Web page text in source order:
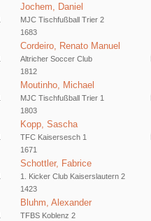
Jochem, Daniel
MJC Tischfußball Trier 2
1683
Cordeiro, Renato Manuel
Altricher Soccer Club
1812
Moutinho, Michael
MJC Tischfußball Trier 1
1803
Kopp, Sascha
TFC Kaisersesch 1
1671
Schottler, Fabrice
1. Kicker Club Kaiserslautern 2
1423
Bluhm, Alexander
TFBS Koblenz 2